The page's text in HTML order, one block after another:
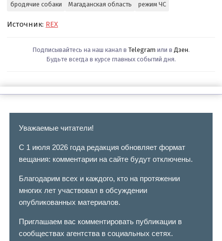
бродячие собаки Магаданская область режим ЧС
Источник: REX
Подписывайтесь на наш канал в Telegram или в Дзен.
Будьте всегда в курсе главных событий дня.
Уважаемые читатели!
С 1 июля 2026 года редакция обновляет формат
вещания: комментарии на сайте будут отключены.
Благодарим всех и каждого, кто на протяжении
многих лет участвовал в обсуждении
опубликованных материалов.
Приглашаем вас комментировать публикации в
сообществах агентства в социальных сетях.